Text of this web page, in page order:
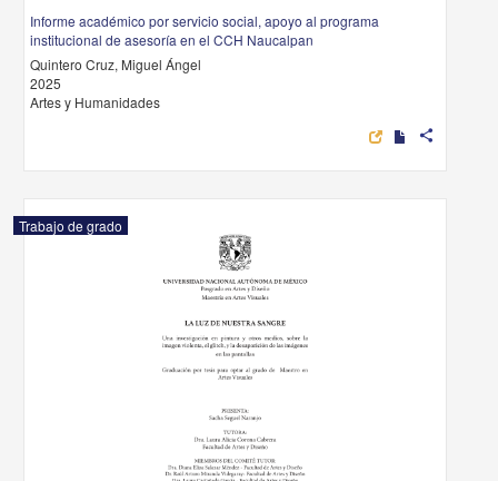
Informe académico por servicio social, apoyo al programa
institucional de asesoría en el CCH Naucalpan
Quintero Cruz, Miguel Ángel
2025
Artes y Humanidades
share
Trabajo de grado